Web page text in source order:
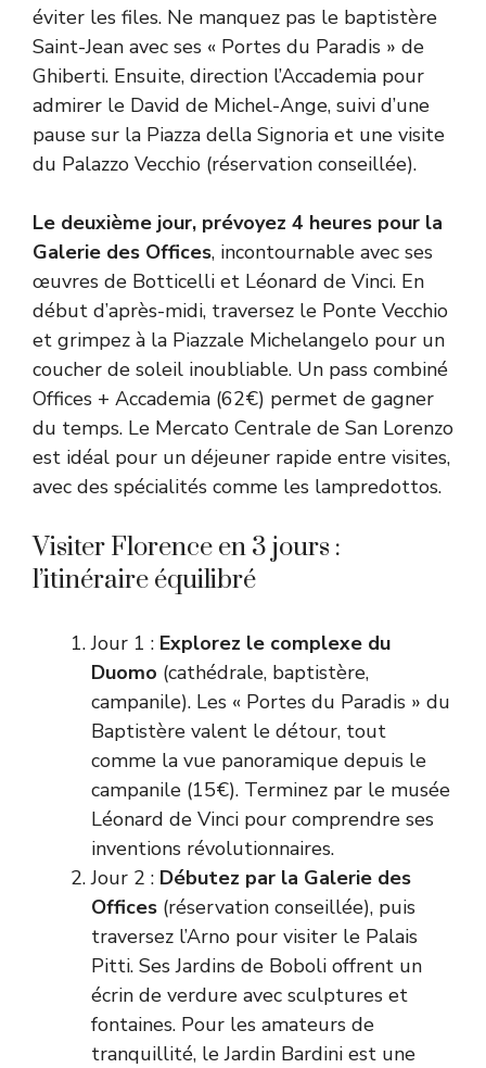
éviter les files. Ne manquez pas le baptistère
Saint-Jean avec ses « Portes du Paradis » de
Ghiberti. Ensuite, direction l’Accademia pour
admirer le David de Michel-Ange, suivi d’une
pause sur la Piazza della Signoria et une visite
du Palazzo Vecchio (réservation conseillée).
Le deuxième jour, prévoyez 4 heures pour la
Galerie des Offices, incontournable avec ses
œuvres de Botticelli et Léonard de Vinci. En
début d’après-midi, traversez le Ponte Vecchio
et grimpez à la Piazzale Michelangelo pour un
coucher de soleil inoubliable. Un pass combiné
Offices + Accademia (62€) permet de gagner
du temps. Le Mercato Centrale de San Lorenzo
est idéal pour un déjeuner rapide entre visites,
avec des spécialités comme les lampredottos.
Visiter Florence en 3 jours :
l’itinéraire équilibré
Jour 1 : Explorez le complexe du
Duomo (cathédrale, baptistère,
campanile). Les « Portes du Paradis » du
Baptistère valent le détour, tout
comme la vue panoramique depuis le
campanile (15€). Terminez par le musée
Léonard de Vinci pour comprendre ses
inventions révolutionnaires.
Jour 2 : Débutez par la Galerie des
Offices (réservation conseillée), puis
traversez l’Arno pour visiter le Palais
Pitti. Ses Jardins de Boboli offrent un
écrin de verdure avec sculptures et
fontaines. Pour les amateurs de
tranquillité, le Jardin Bardini est une